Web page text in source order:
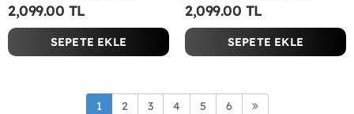
2,099.00 TL
SEPETE EKLE
2,099.00 TL
SEPETE EKLE
1 2 3 4 5 6